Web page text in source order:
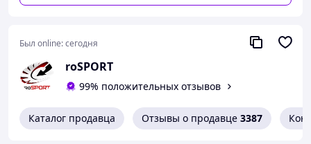
Был online:сегодня
roSPORT
99% положительных отзывов
Каталог продавца Отзывы о продавце 3387